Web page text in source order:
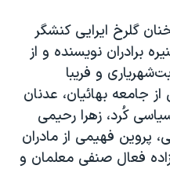
گلرخ ایرایی کنشگر
برادران نویسنده و از
مهوش ثابت‌شهریاری و فریبا
جامعه بهائیان، عدنان
کُرد،‌ زهرا رحیمی
پروین فهیمی از مادران
قاسم‌زاده فعال صنفی معلمان و